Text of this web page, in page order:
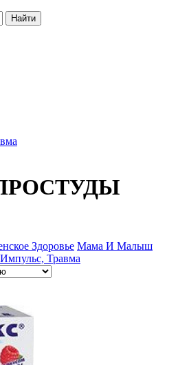
Найти
Здоровье Мама И Малыш
Травма